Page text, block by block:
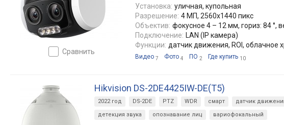
сравнить
Установка: уличная, купольная
Разрешение: 4 МП, 2560x1440 пикс
Объектив: фокусное 4 – 12 мм, гориз: 84 °,
Подключение: LAN (IP камера)
Функции: датчик движения, ROI, облачное
Видео 7 Фото 4 ПО 2 Где купить 10
Hikvision DS-2DE4425IW-DE(T5)
2022 год DS-2DE PTZ WDR смарт
датчик
детекция звука
опознавание лиц вариофокальный